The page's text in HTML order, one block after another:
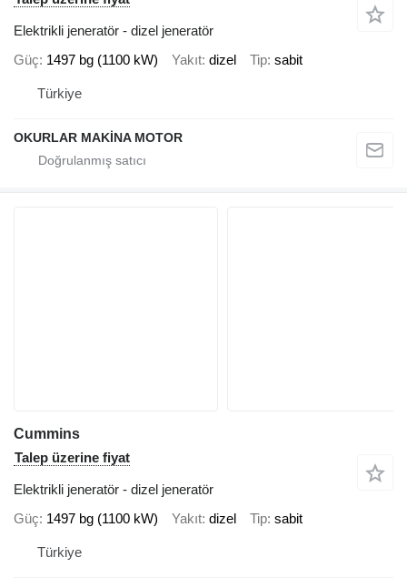
Elektrikli jeneratör - dizel jeneratör
Güç 1497 bg (1100 kW) Yakıt dizel Tip sabit
Türkiye
OKURLAR MAKİNA MOTOR
Cummins
Talep üzerine fiyat
Elektrikli jeneratör - dizel jeneratör
Güç 1497 bg (1100 kW) Yakıt dizel Tip sabit
Türkiye